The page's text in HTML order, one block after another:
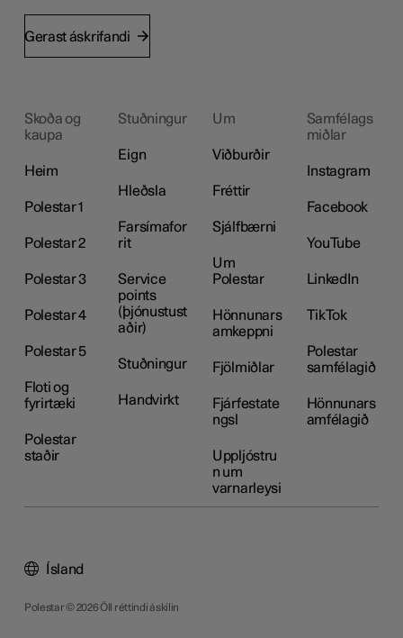
Gerast áskrifandi
Skoða og
kaupa
Heim
Polestar 1
Polestar 2
Polestar 3
Polestar 4
Polestar 5
Floti og
fyrirtæki
Polestar
staðir
Stuðningur
Eign
Hleðsla
Farsímafor
rit
Service
points
(þjónustust
aðir)
Stuðningur
Handvirkt
Um
Viðburðir
Fréttir
Sjálfbærni
Um
Polestar
Hönnunars
amkeppni
Fjölmiðlar
Fjárfestate
ngsl
Uppljóstru
n um
varnarleysi
Samfélags
miðlar
Instagram
Facebook
YouTube
LinkedIn
TikTok
Polestar
samfélagið
Hönnunars
amfélagið
Polestar © 2026 Öll réttindi áskilin
Ísland